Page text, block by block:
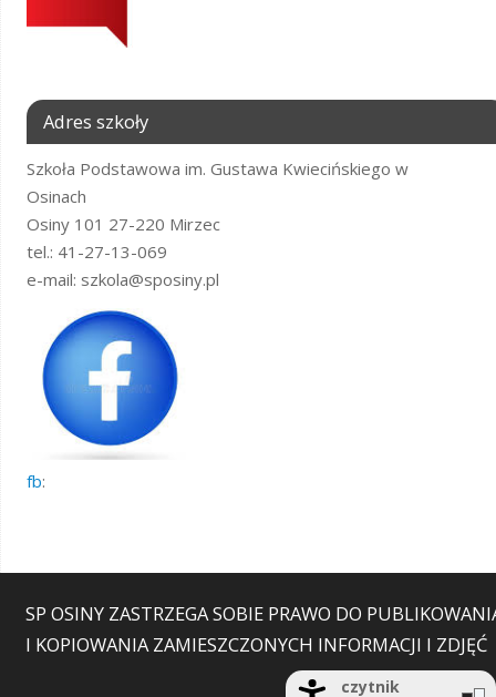
Adres szkoły
Szkoła Podstawowa im. Gustawa Kwiecińskiego w
Osinach
Osiny 101 27-220 Mirzec
tel.: 41-27-13-069
e-mail: szkola@sposiny.pl
fb:
SP OSINY ZASTRZEGA SOBIE PRAWO DO
I KOPIOWANIA ZAMIESZCZONYCH INFORMACJI I ZDJĘĆ
czytnik